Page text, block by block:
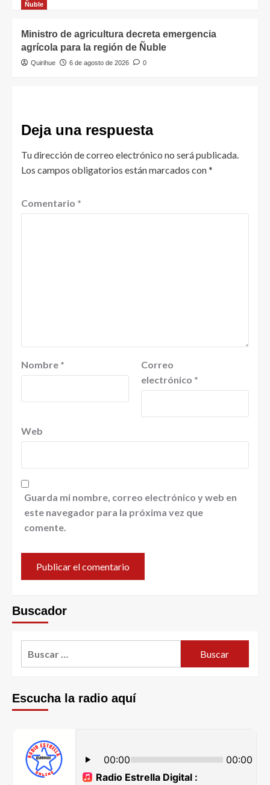
Ñuble
Ministro de agricultura decreta emergencia
agrícola para la región de Ñuble
Quirihue 6 de agosto de 2026 0
Deja una respuesta
Tu dirección de correo electrónico no será publicada.
Los campos obligatorios están marcados con*
Comentario *
Nombre *
Correo
electrónico *
Web
Guarda mi nombre, correo electrónico y web en
este navegador para la próxima vez que
comente.
Buscador
Escucha la radio aquí